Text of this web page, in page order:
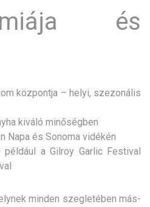
és
központja – helyi, szezonális
kiváló minőségben
Napa és Sonoma vidékén
a Gilroy Garlic Festival
minden szegletében más-